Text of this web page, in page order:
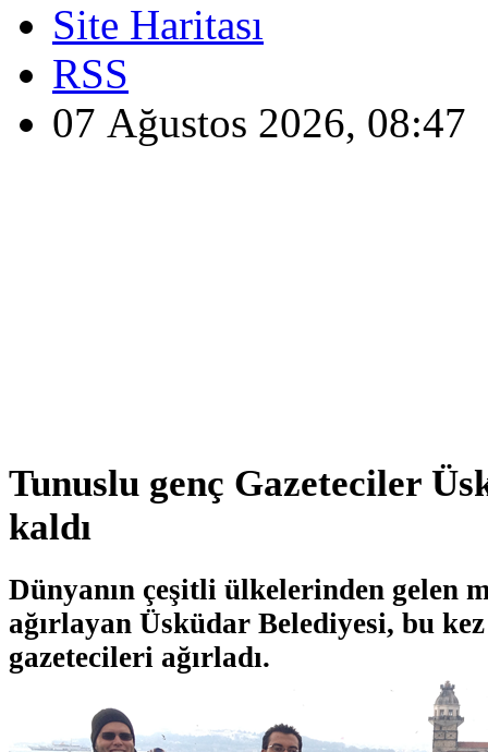
Site Haritası
RSS
07 Ağustos 2026, 08:47
Tunuslu genç Gazeteciler
kaldı
Dünyanın çeşitli ülkelerinden gelen
ağırlayan Üsküdar Belediyesi, bu
gazetecileri ağırladı.